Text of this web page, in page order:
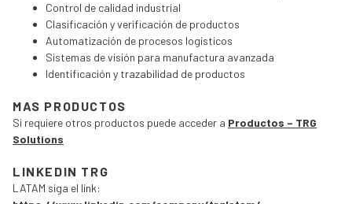
Control de calidad industrial
Clasificación y verificación de productos
Automatización de procesos logísticos
Sistemas de visión para manufactura avanzada
Identificación y trazabilidad de productos
MAS PRODUCTOS
Si requiere otros productos puede acceder a Productos – TRG
Solutions
LINKEDIN TRG
LATAM siga el link: